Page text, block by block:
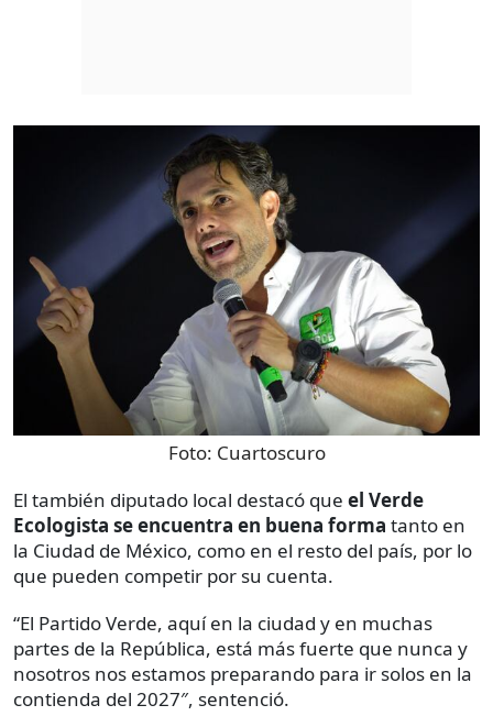
Foto: Cuartoscuro
El también diputado local destacó que el Verde
Ecologista se encuentra en buena forma tanto en
la Ciudad de México, como en el resto del país, por lo
que pueden competir por su cuenta.
“El Partido Verde, aquí en la ciudad y en muchas
partes de la República, está más fuerte que nunca y
nosotros nos estamos preparando para ir solos en la
contienda del 2027″, sentenció.